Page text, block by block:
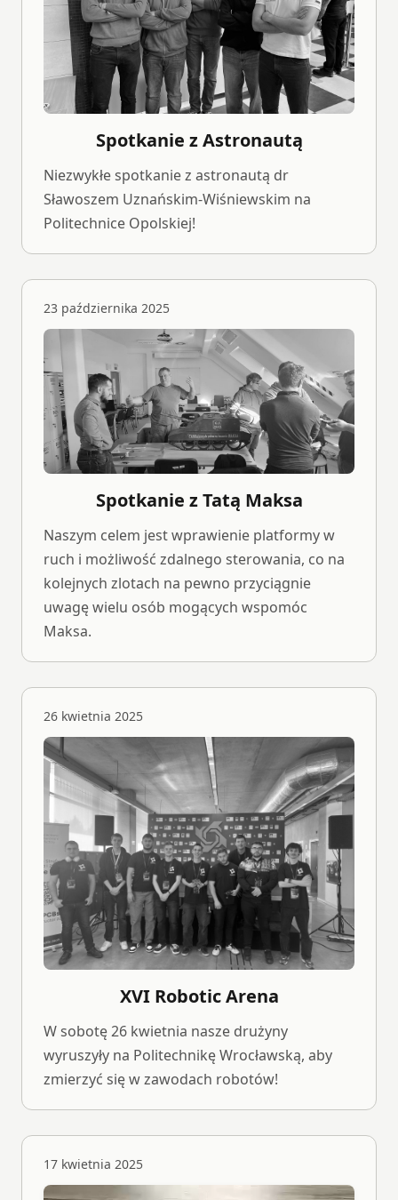
Spotkanie z Astronautą
Niezwykłe spotkanie z astronautą dr
Sławoszem Uznańskim-Wiśniewskim na
Politechnice Opolskiej!
23 października 2025
Spotkanie z Tatą Maksa
Naszym celem jest wprawienie platformy w
ruch i możliwość zdalnego sterowania, co na
kolejnych zlotach na pewno przyciągnie
uwagę wielu osób mogących wspomóc
Maksa.
26 kwietnia 2025
XVI Robotic Arena
W sobotę 26 kwietnia nasze drużyny
wyruszyły na Politechnikę Wrocławską, aby
zmierzyć się w zawodach robotów!
17 kwietnia 2025